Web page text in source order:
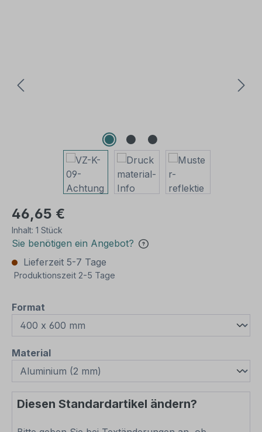
46,65 €
Inhalt: 1 Stück
Sie benötigen ein Angebot?
Lieferzeit 5-7 Tage
Produktionszeit 2-5 Tage
Format
Materialauswählen
Diesen Standardartikel ändern?